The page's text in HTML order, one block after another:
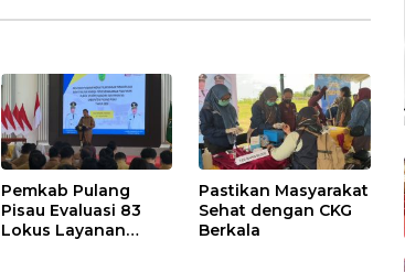
Pemkab Pulang
Pisau Evaluasi 83
Lokus Layanan
Pastikan Masyarakat
Sehat dengan CKG
Berkala